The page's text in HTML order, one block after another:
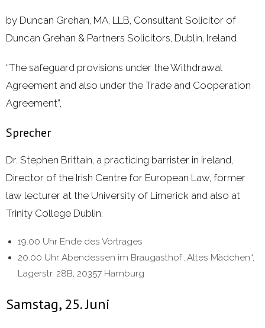
by Duncan Grehan, MA, LLB, Consultant Solicitor of
Duncan Grehan & Partners Solicitors, Dublin, Ireland
“The safeguard provisions under the Withdrawal
Agreement and also under the Trade and Cooperation
Agreement”,
Sprecher
Dr. Stephen Brittain, a practicing barrister in Ireland,
Director of the Irish Centre for European Law, former
law lecturer at the University of Limerick and also at
Trinity College Dublin.
19.00 Uhr Ende des Vortrages
20.00 Uhr Abendessen im Braugasthof „Altes Mädchen“,
Lagerstr. 28B, 20357 Hamburg
Samstag, 25. Juni